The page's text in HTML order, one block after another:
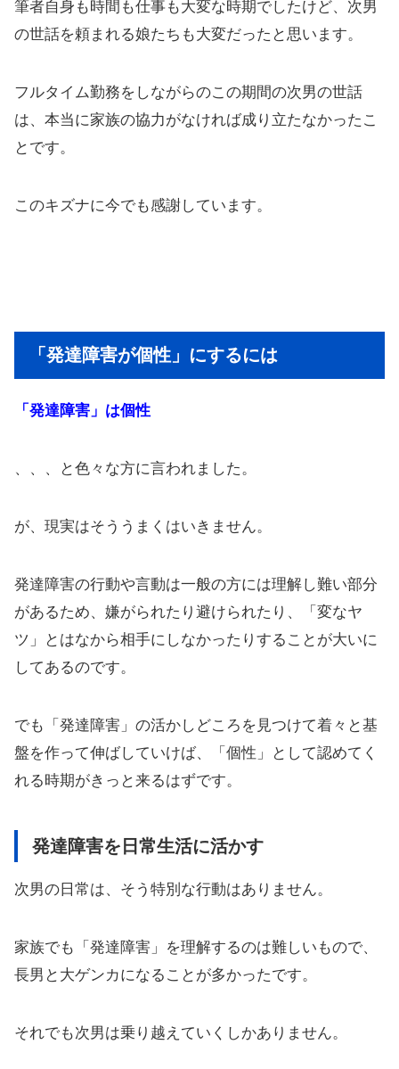
筆者自身も時間も仕事も大変な時期でしたけど、次男
の世話を頼まれる娘たちも大変だったと思います。
フルタイム勤務をしながらのこの期間の次男の世話
は、本当に家族の協力がなければ成り立たなかったこ
とです。
このキズナに今でも感謝しています。
「発達障害が個性」にするには
「発達障害」は個性
、、、と色々な方に言われました。
が、現実はそううまくはいきません。
発達障害の行動や言動は一般の方には理解し難い部分
があるため、嫌がられたり避けられたり、「変なヤ
ツ」とはなから相手にしなかったりすることが大いに
してあるのです。
でも「発達障害」の活かしどころを見つけて着々と基
盤を作って伸ばしていけば、「個性」として認めてく
れる時期がきっと来るはずです。
発達障害を日常生活に活かす
次男の日常は、そう特別な行動はありません。
家族でも「発達障害」を理解するのは難しいもので、
長男と大ゲンカになることが多かったです。
それでも次男は乗り越えていくしかありません。